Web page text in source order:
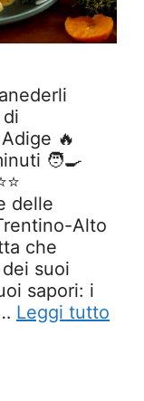
🔥
🧑‍🍳
delle
Alto
che
suoi
sapori: i
Leggi tutto